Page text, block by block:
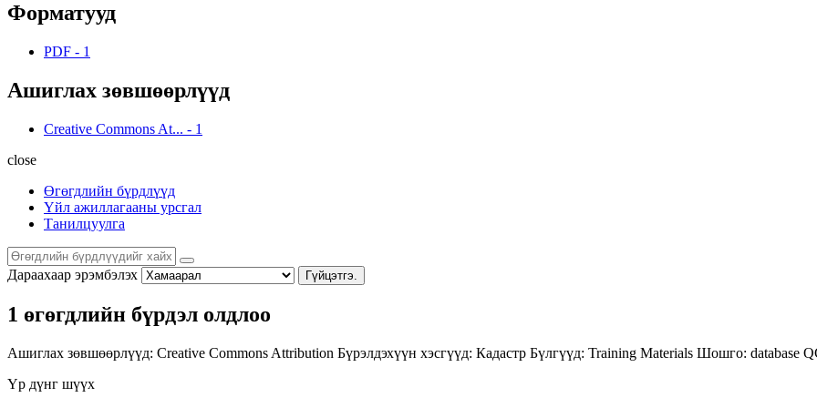
Форматууд
PDF - 1
Ашиглах зөвшөөрлүүд
Creative Commons At... - 1
close
Өгөгдлийн бүрдлүүд
Үйл ажиллагааны урсгал
Танилцуулга
Дараахаар эрэмбэлэх Гүйцэтгэ.
1 өгөгдлийн бүрдэл олдлоо
Ашиглах зөвшөөрлүүд: Creative Commons Attribution Бүрэлдэхүүн хэсгүүд: Кадастр Бүлгүүд: Training Materials Шошго: database
Үр дүнг шүүх